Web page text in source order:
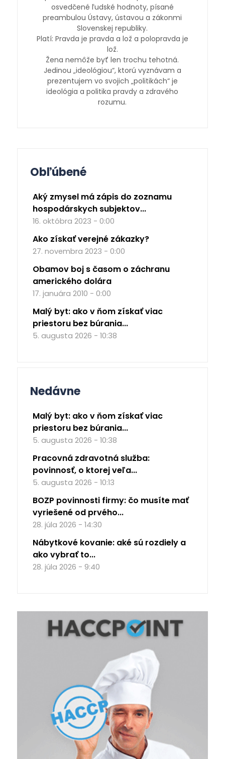
osvedčené ľudské hodnoty, písané
preambulou Ústavy, ústavou a zákonmi
Slovenskej republiky.
Platí: Pravda je pravda a lož a polopravda je
lož.
Žena nemôže byť len trochu tehotná.
Jedinou „ideológiou“, ktorú vyznávam a
prezentujem vo svojich „politikách“ je
ideológia a politika pravdy a zdravého
rozumu.
Obľúbené
Aký zmysel má zápis do zoznamu
hospodárskych subjektov...
16. októbra 2023 - 0:00
Ako získať verejné zákazky?
27. novembra 2023 - 0:00
Obamov boj s časom o záchranu
amerického dolára
17. januára 2010 - 0:00
Malý byt: ako v ňom získať viac
priestoru bez búrania...
5. augusta 2026 - 10:38
Nedávne
Malý byt: ako v ňom získať viac
priestoru bez búrania...
5. augusta 2026 - 10:38
Pracovná zdravotná služba:
povinnosť, o ktorej veľa...
5. augusta 2026 - 10:13
BOZP povinnosti firmy: čo musíte mať
vyriešené od prvého...
28. júla 2026 - 14:30
Nábytkové kovanie: aké sú rozdiely a
ako vybrať to...
28. júla 2026 - 9:40